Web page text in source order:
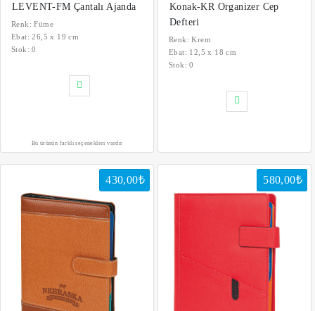
LEVENT-FM Çantalı Ajanda
Renk: Füme
Ebat: 26,5 x 19 cm
Stok:0
Bu ürünün farklı seçenekleri vardır
Konak-KR Organizer Cep
Defteri
Renk: Krem
Ebat: 12,5 x 18 cm
Stok:0
430,00₺ 580,00₺